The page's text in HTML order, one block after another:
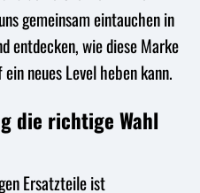
gemeinsam eintauchen in
entdecken, wie diese Marke
neues Level heben kann.
die richtige Wahl
Ersatzteile ist